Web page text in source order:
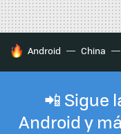
HOY SE HABLA DE
Android China
📲 Sigue
Android y